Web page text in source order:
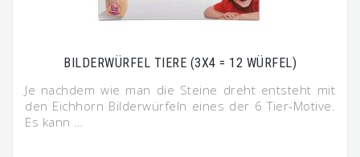
BILDERWÜRFEL TIERE (3X4 = 12 WÜRFEL)
Je nachdem wie man die Steine dreht entsteht mit
den Eichhorn Bilderwürfeln eines der 6 Tier-Motive.
Es kann …